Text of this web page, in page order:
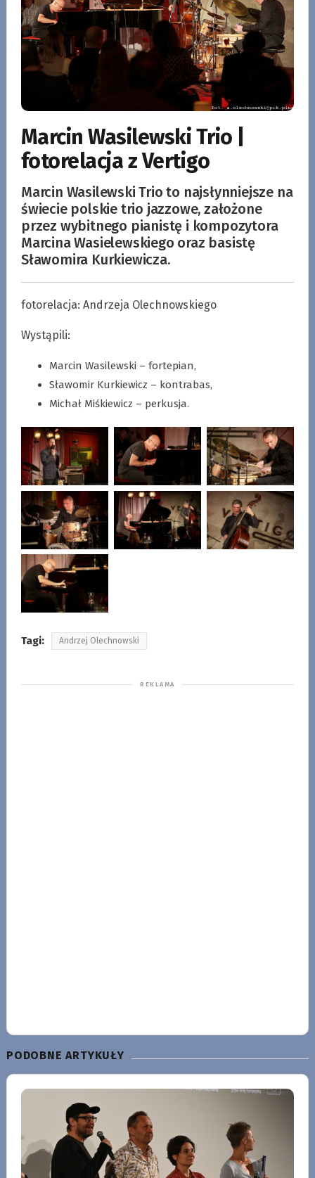
Marcin Wasilewski Trio |
fotorelacja z Vertigo
Marcin Wasilewski Trio to najsłynniejsze na
świecie polskie trio jazzowe, założone
przez wybitnego pianistę i kompozytora
Marcina Wasielewskiego oraz basistę
Sławomira Kurkiewicza.
fotorelacja: Andrzeja Olechnowskiego
Wystąpili:
Marcin Wasilewski – fortepian,
Sławomir Kurkiewicz – kontrabas,
Michał Miśkiewicz – perkusja.
Tagi: Andrzej Olechnowski
PODOBNE ARTYKUŁY